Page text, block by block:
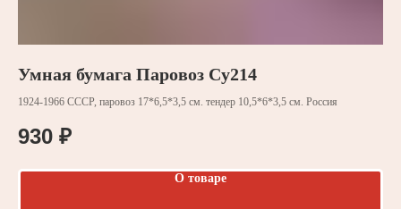
Умная бумага Паровоз Су214
1924-1966 СССР, паровоз 17*6,5*3,5 см. тендер 10,5*6*3,5 см. Россия
930 ₽
О товаре